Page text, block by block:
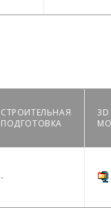
СТРОИТЕЛЬНАЯ
ПОДГОТОВКА
3D
-